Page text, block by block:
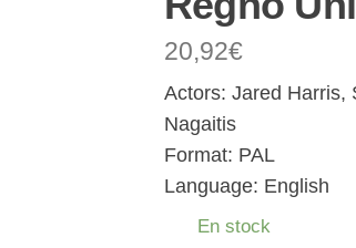
20,92€
Actors: Jared Harris,
Nagaitis
Format: PAL
Language: English
En stock